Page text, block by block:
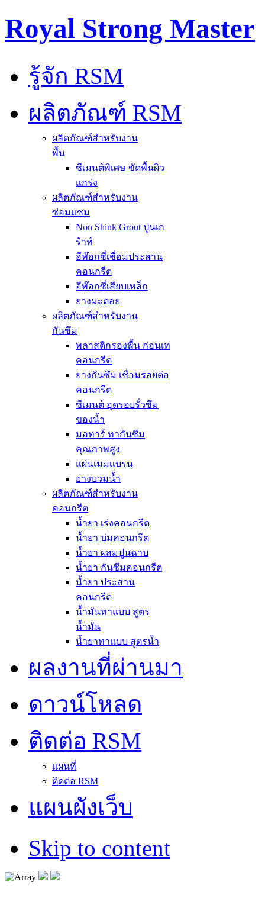
Royal Strong Master
รู้จัก RSM
ผลิตภัณฑ์ RSM
ผลิตภัณฑ์สำหรับงาน
พื้น
ซีเมนต์พิเศษ ขัดพื้นผิว
แกร่ง
ผลิตภัณฑ์สำหรับงาน
ซ่อมแซม
Non Shink Grout ปูนเก
ร้าท์
อีพ๊อกซี่เชื่อมประสาน
คอนกรีต
อีพ๊อกซี่เสียบเหล็ก
ยางมะตอย
ผลิตภัณฑ์สำหรับงาน
กันซึม
พลาสติกรองพื้น ก่อนเท
คอนกรีต
ยางกันซึม เชื่อมรอยต่อ
คอนกรีต
ซีเมนต์ อุดรอยรั่วซึม
ของน้ำ
มอทาร์ ทากันซึม
คุณภาพสูง
แผ่นเมมเเบรน
ยางบวมน้ำ
ผลิตภัณฑ์สำหรับงาน
คอนกรีต
น้ำยา เร่งคอนกรีต
น้ำยา บ่มคอนกรีต
น้ำยา ผสมปูนฉาบ
น้ำยา กันซึมคอนกรีต
น้ำยา ประสาน
คอนกรีต
น้ำมันทาแบบ สูตร
น้ำมัน
น้ำยาทาแบบ สูตรน้ำ
ผลงานที่ผ่านมา
ดาวน์โหลด
ติดต่อ RSM
แผนที่
ติดต่อ RSM
แผนผังเว็บ
Skip to content